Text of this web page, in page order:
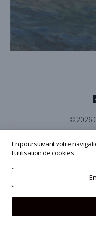
© 2026
En poursuivant votre
l'utilisation de cookies.